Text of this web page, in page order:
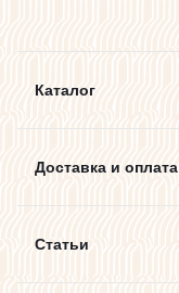
Каталог
Доставка и оплата
Статьи